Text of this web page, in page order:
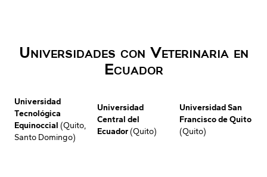
Universidades con Veterinaria en
Ecuador
Universidad
Tecnológica
Equinoccial (Quito,
Santo Domingo)
Universidad
Central del
Ecuador(Quito)
Universidad San
Francisco de Quito
(Quito)